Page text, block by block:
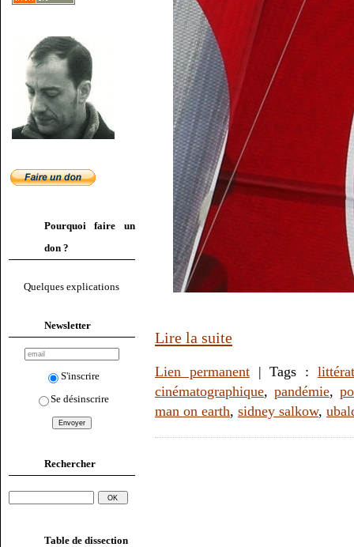
Pourquoi faire un
don ?
Quelques explications
Newsletter
S'inscrire
Se désinscrire
Rechercher
Table de dissection
Lire la suite
Lien permanent| Tags :
cinématographique, pandémie,
man on earth, sidney salkow,